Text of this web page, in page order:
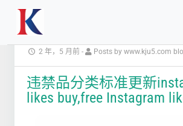
2 年，5 月前 - Posts by www.kju5.com
违禁品分类标准更新
likes buy,free Instagram